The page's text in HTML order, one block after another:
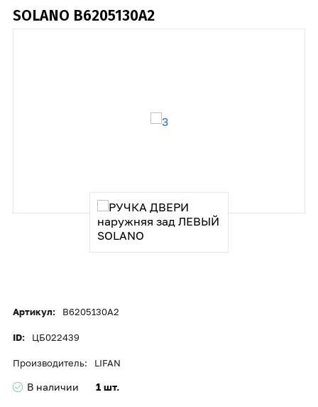
SOLANO B6205130A2
Артикул: B6205130A2
ID: ЦБ022439
Производитель: LIFAN
В наличии 1 шт.